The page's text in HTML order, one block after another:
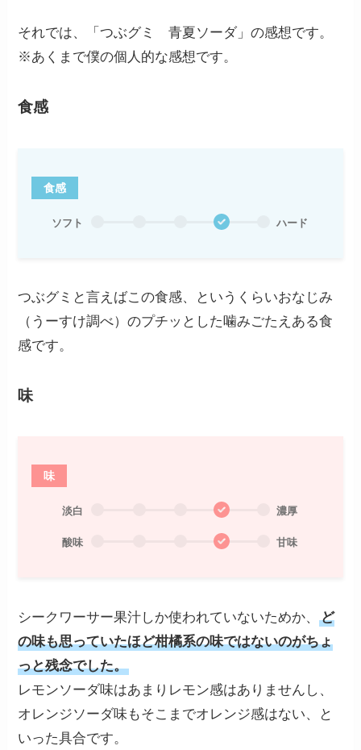
それでは、「つぶグミ 青夏ソーダ」の感想です。
※あくまで僕の個人的な感想です。
食感
食感
ソフト ハード
つぶグミと言えばこの食感、というくらいおなじみ
（うーすけ調べ）のプチッとした噛みごたえある食
感です。
味
味
淡白 濃厚
酸味 甘味
シークワーサー果汁しか使われていないためか、ど
の味も思っていたほど柑橘系の味ではないのがちょ
っと残念でした。
レモンソーダ味はあまりレモン感はありませんし、
オレンジソーダ味もそこまでオレンジ感はない、と
いった具合です。